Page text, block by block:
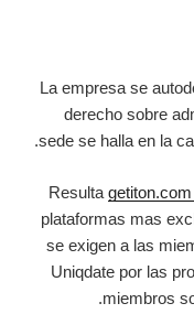
La empresa se
derecho sobre
sede se halla en la
Resulta
plataformas mas
se exigen a las
Uniqdate por las
miembros